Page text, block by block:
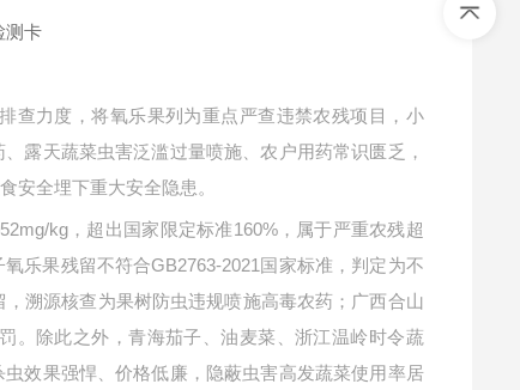
查力度，将氧乐果列为重点严查违禁农残项目，小
露天蔬菜虫害泛滥过量喷施、农户用药常识匮乏，
安全埋下重大安全隐患。
kg，超出国家限定标准160%，属于严重农残超
乐果残留不符合GB2763-2021国家标准，判定为不
溯源核查为果树防虫违规喷施高毒农药；广西合山
。除此之外，青海茄子、油麦菜、浙江温岭时令蔬
效果强悍、价格低廉，隐蔽虫害高发蔬菜使用率居